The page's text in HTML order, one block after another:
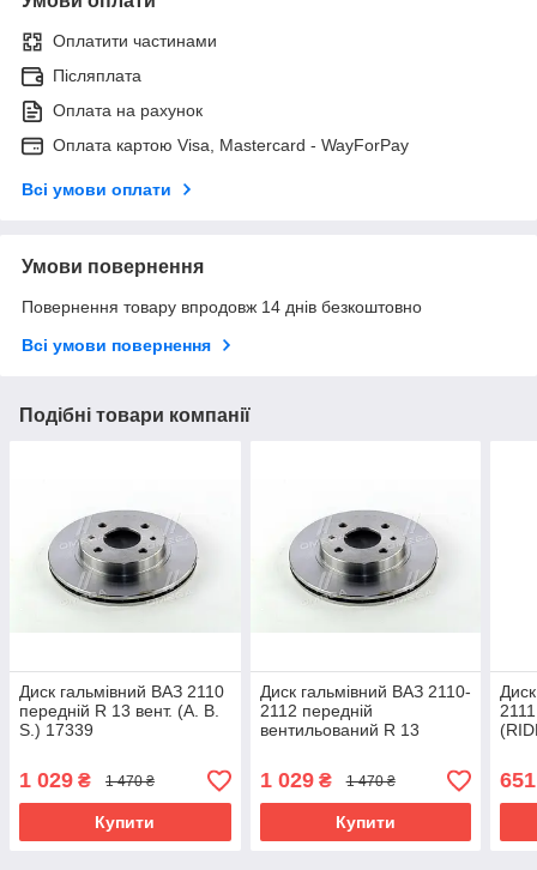
Оплатити частинами
Післяплата
Оплата на рахунок
Оплата картою Visa, Mastercard - WayForPay
Всі умови оплати
Умови повернення
Повернення товару впродовж 14 днів безкоштовно
Всі умови повернення
Подібні товари компанії
Диск гальмівний ВАЗ 2110
передній R 13 вент. (A. B.
S.) 17339
1 029 ₴ 1 470 ₴
Купити
Диск гальмівний ВАЗ 2110-
2112 передній
вентильований R 13
17339
1 029₴ 1 470 ₴
Купити
651